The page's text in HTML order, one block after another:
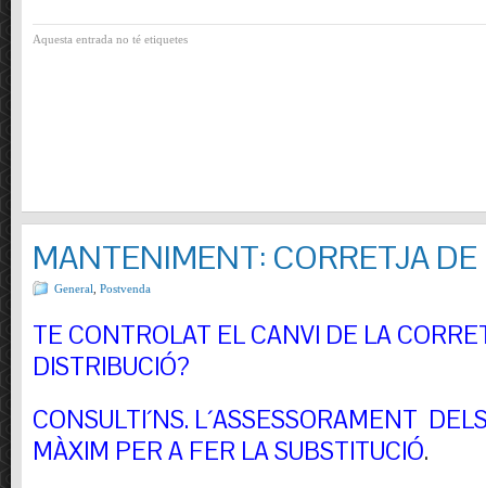
Aquesta entrada no té etiquetes
MANTENIMENT: CORRETJA
General Postvenda
TE CONTROLAT EL CANVI DE LA
DISTRIBUCIÓ?
CONSULTI´NS. L´ASSESSORAMENT
MÀXIM PER A FER LA SUBSTITUCIÓ.